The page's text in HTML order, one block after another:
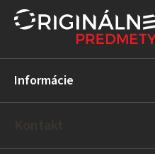
ä
i
Informácie